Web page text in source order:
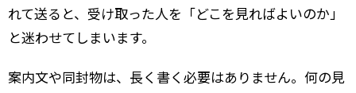
れて送ると、受け取った人を「どこを見ればよいのか」
と迷わせてしまいます。
案内文や同封物は、長く書く必要はありません。何の見